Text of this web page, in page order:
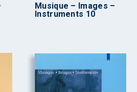
Musique – Images –
Instruments 10